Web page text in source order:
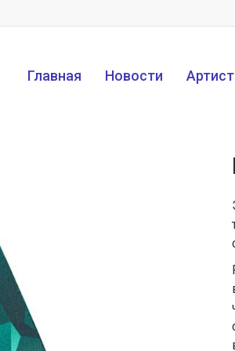
Главная Новости